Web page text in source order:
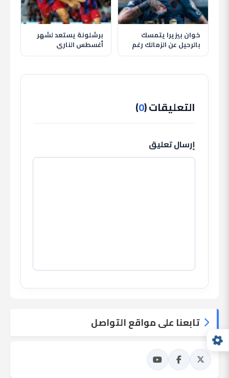
خوان بيزيرا يتمسك
بالرحيل عن الزمالك رغم
قرار النادي وغموض
برشلونة يستعد لشهر
أغسطس الناري
بمواجهة الأهلي وظهور
التعليقات (0
)
إرسال تعليق
تابعنا على مواقع التواصل